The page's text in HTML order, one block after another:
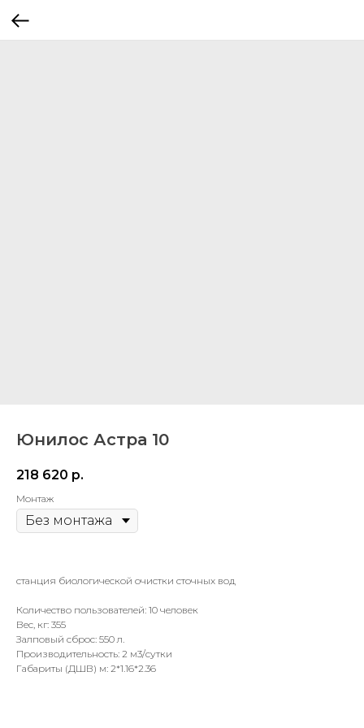
Юнилос Астра 10
218 620 р.
Монтаж
станция биологической очистки сточных вод
Количество пользователей: 10 человек
Вес, кг: 355
Залповый сброс: 550 л.
Производительность: 2 м3/сутки
Габариты (ДШВ) м: 2*1.16*2.36